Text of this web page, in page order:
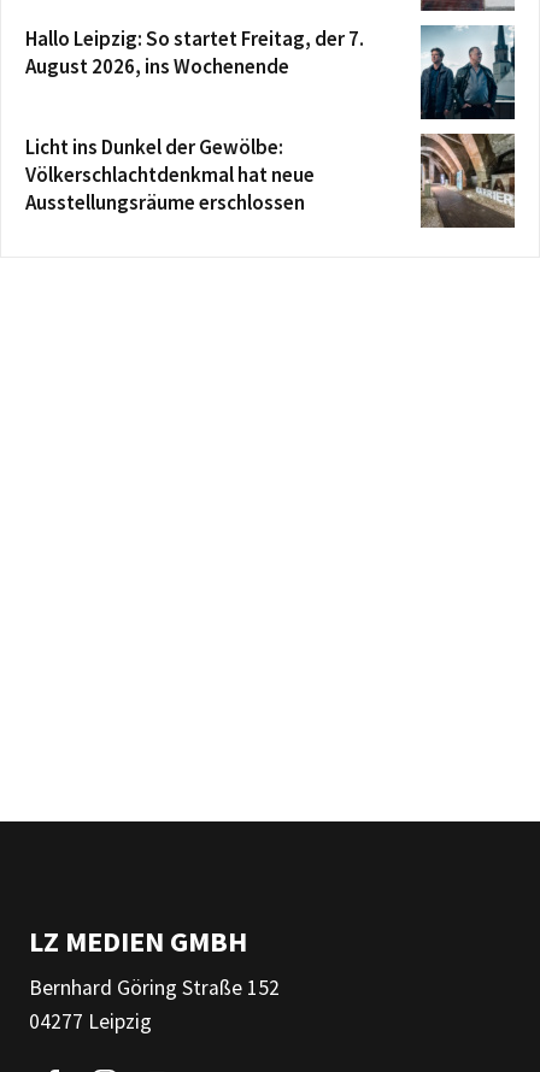
Hallo Leipzig: So startet Freitag, der 7.
August 2026, ins Wochenende
Licht ins Dunkel der Gewölbe:
Völkerschlachtdenkmal hat neue
Ausstellungsräume erschlossen
LZ MEDIEN GMBH
Bernhard Göring Straße 152
04277 Leipzig